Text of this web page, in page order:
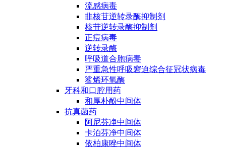
流感病毒
非核苷逆转录酶抑制剂
核苷逆转录酶抑制剂
正痘病毒
逆转录酶
呼吸道合胞病毒
严重急性呼吸窘迫综合征冠状病毒
鲨烯环氧酶
牙科和口腔用药
和厚朴酚中间体
抗真菌药
阿尼芬净中间体
卡泊芬净中间体
依柏康唑中间体